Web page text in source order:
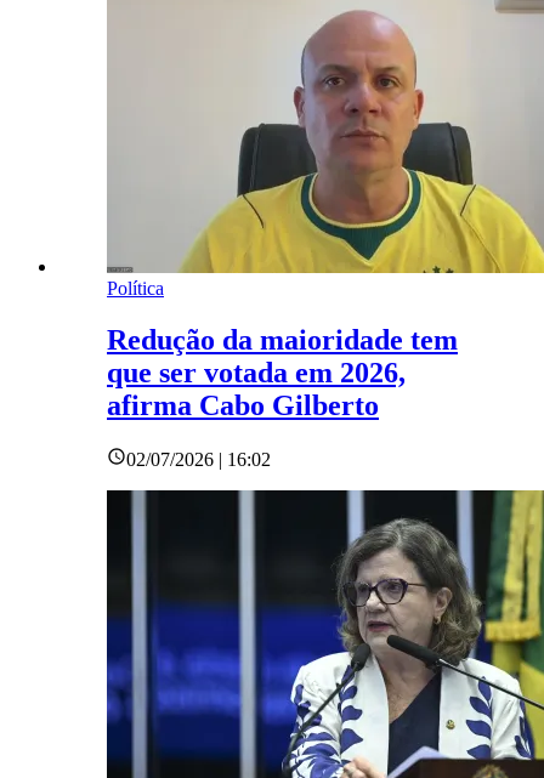
Política
Redução da maioridade tem
que ser votada em 2026,
afirma Cabo Gilberto
02/07/2026 | 16:02